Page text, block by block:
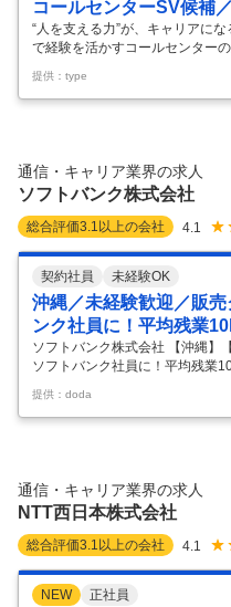
コールセンターSV候補
“人を支える力”が、キャリアに
で経験を活かすコールセンター
業、食品メーカー、日用品通販
ルセンターを運営する当社で、
SVやリーダーのサポート業務か
や新人スタッフへの声掛けなど
ント対応などにもチャレンジ可
段階的に成長できる環境です・
提供：type
通信・キャリア業界の求人
ソフトバンク株式会社
総合評価3.1 以上の会社 4.1
契約社員 未経験OK
沖縄／未経験歓迎／販
ンク社員に！平均残業
ソフトバンク株式会社 【沖縄】
ソフトバンク社員に！平均残業
【未経験歓迎】販売クルー※未
0h／教育体制◎ 【具体的な仕事
卒歓迎／未経験者から活躍でき
年間休日123日／正社員登用制
量販店、モール型店舗内のソフ
を中心とした商材・各サービス
提供：doda
通信・キャリア業界の求人
NTT西日本株式会社
総合評価3.1 以上の会社 4.1
NEW 正社員